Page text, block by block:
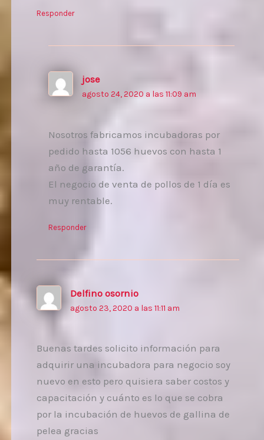
Responder
jose
agosto 24, 2020 a las 11:09 am
Nosotros fabricamos incubadoras por
pedido hasta 1056 huevos con hasta 1
año de garantía.
El negocio de venta de pollos de 1 día es
muy rentable.
Responder
Delfino osornio
agosto 23, 2020 a las 11:11 am
Buenas tardes solicito información para
adquirir una incubadora para negocio soy
nuevo en esto pero quisiera saber costos y
capacitación y cuánto es lo que se cobra
por la incubación de huevos de gallina de
pelea gracias